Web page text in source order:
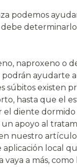
podemos
naproxeno o
ayudarte
súbitos existen
hasta que el
diente
apoyo al
nuestro
aplicación local
vaya a más,